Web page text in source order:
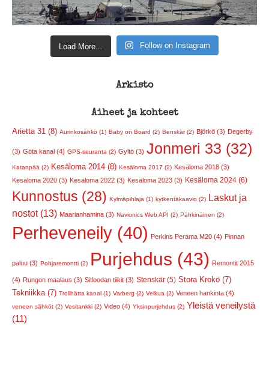
Load More... Follow on Instagram
Arkisto
Aiheet ja kohteet
Arietta 31 (8) Aurinkosähkö (1) Baby on Board (2) Benskär (2) Björkö (3) Degerby
(3) Göta kanal (4) GPS-seuranta (2) Gyltö (3) Jonmeri 33 (32)
Katanpää (2) Kesäloma 2014 (8) Kesäloma 2017 (2) Kesäloma 2018 (3)
Kesäloma 2020 (3) Kesäloma 2022 (3) Kesäloma 2023 (3) Kesäloma 2024 (6)
Kunnostus (28) Kylmäpihlaja (1) kytkentäkaavio (2)
Laskut ja
nostot (13) Maarianhamina (3) Navionics Web API (2) Pähkinäinen (2)
Perheveneily (40) Perkins Perama M20 (4) Pinnan
paluu (3) Pohjaremontti (2) Purjehdus (43) Remontit 2015
(4) Rungon maalaus (3) Sitloodan tiikit (3) Stenskär (5) Stora Krokö (7)
Tekniikka (7) Trollhätta kanal (1) Varberg (2) Velkua (2) Veneen hankinta (4)
veneen sähköt (2) Vesitankki (2) Video (4) Yksinpurjehdus (2) Yleistä veneilystä
(11)